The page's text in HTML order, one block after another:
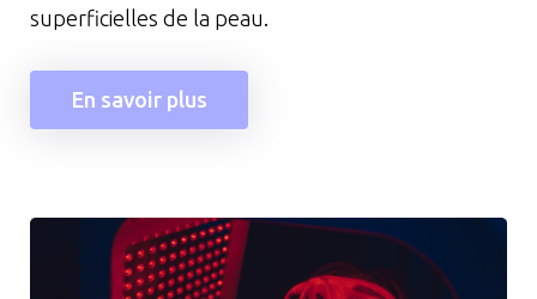
superficielles de la peau.
En savoir plus